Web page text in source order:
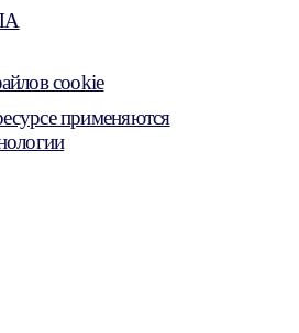
cookie
применяются